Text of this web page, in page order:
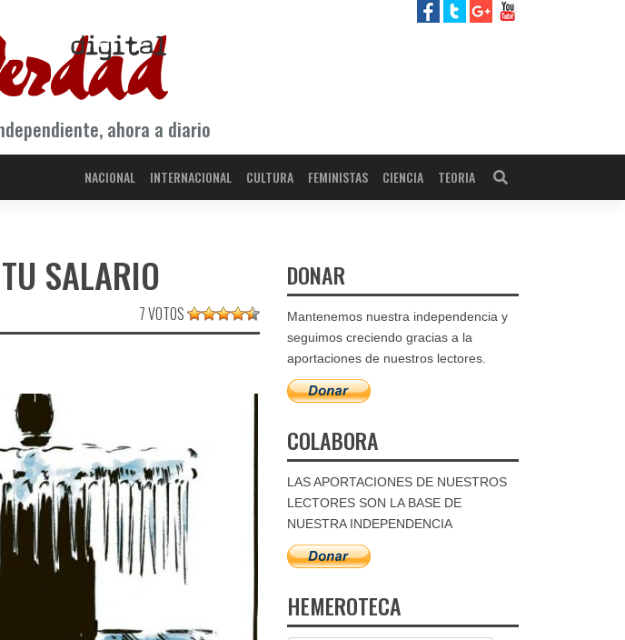
ahora a diario
NACIONAL INTERNACIONAL CULTURA FEMINISTAS CIENCIA TEORIA
SALARIO
7 VOTOS
DONAR
Mantenemos nuestra independencia y
seguimos creciendo gracias a la
aportaciones de nuestros lectores.
COLABORA
LAS APORTACIONES DE NUESTROS
LECTORES SON LA BASE DE
NUESTRA INDEPENDENCIA
HEMEROTECA